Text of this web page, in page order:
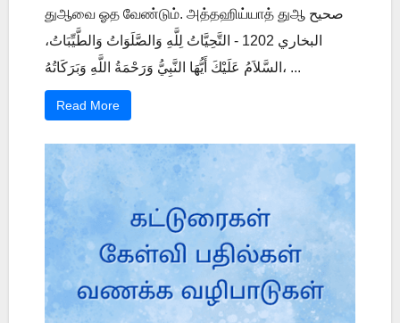
துஆவை ஓத வேண்டும். அத்தஹிய்யாத் துஆ صحيح
البخاري 1202 - التَّحِيَّاتُ لِلَّهِ وَالصَّلَوَاتُ وَالطَّيِّبَاتُ،
السَّلاَمُ عَلَيْكَ أَيُّهَا النَّبِيُّ وَرَحْمَةُ اللَّهِ وَبَرَكَاتُهُ، ...
Read More